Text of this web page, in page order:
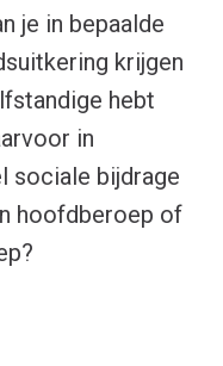
je in bepaalde
krijgen
hebt
in
sociale bijdrage
hoofdberoep of